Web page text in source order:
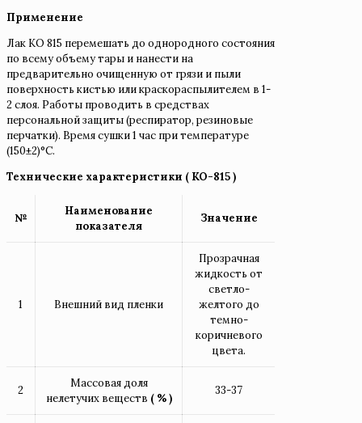
Применение
Лак КО 815 перемешать до однородного состояния
по всему объему тары и нанести на
предварительно очищенную от грязи и пыли
поверхность кистью или краскораспылителем в 1-
2 слоя. Работы проводить в средствах
персональной защиты (респиратор, резиновые
перчатки). Время сушки 1 час при температуре
(150±2)°C.
Технические характеристики ( КО-815 )
№
Наименование
показателя
Значение
1 Внешний вид пленки
Прозрачная
жидкость от
светло-
желтого до
темно-
коричневого
цвета.
2
Массовая доля
нелетучих веществ ( % )
33-37